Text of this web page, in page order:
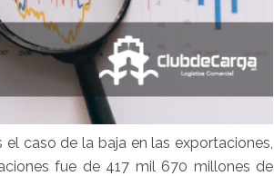
caso de la baja en las exportaciones,
fue de 417 mil 670 millones de